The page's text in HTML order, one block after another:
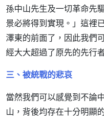
孫中山先生及一切革命先
景必將得到實現。」這裡
澤東的前面了，因此我們
經大大超過了原先的先行
三、被統戰的悲哀
當然我們可以感覺到不論
山，背後均存在十分明顯